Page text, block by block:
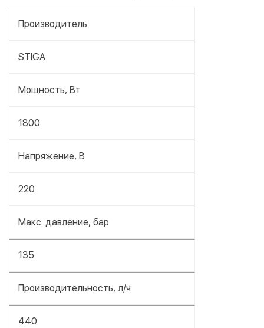
Производитель
STIGA
Мощность, Вт
1800
Напряжение, В
220
Макс. давление, бар
135
Производительность, л/ч
440